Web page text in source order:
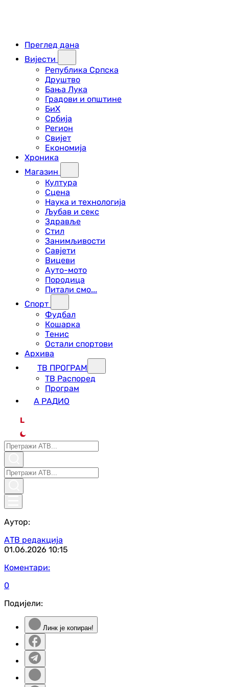
Преглед дана
Вијести
Република Српска
Друштво
Бања Лука
Градови и општине
БиХ
Србија
Регион
Свијет
Економија
Хроника
Магазин
Култура
Сцена
Наука и технологија
Љубав и секс
Здравље
Стил
Занимљивости
Савјети
Вицеви
Ауто-мото
Породица
Питали смо...
Спорт
Фудбал
Кошарка
Тенис
Остали спортови
Архива
ТВ ПРОГРАМ
ТВ Распоред
Програм
А РАДИО
L
Аутор:
АТВ редакција
01.06.2026 10:15
Коментари:
0
Подијели:
Линк је копиран!